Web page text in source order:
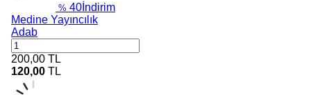
% 40 İndirim
Medine Yayıncılık
Adab
200,00 TL
120,00 TL